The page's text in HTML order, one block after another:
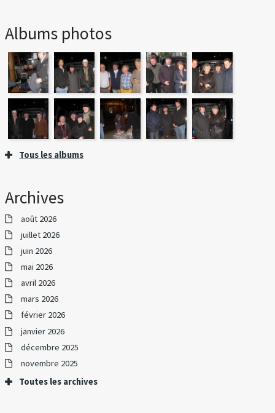
Albums photos
Tous les albums
Archives
août 2026
juillet 2026
juin 2026
mai 2026
avril 2026
mars 2026
février 2026
janvier 2026
décembre 2025
novembre 2025
Toutes les archives